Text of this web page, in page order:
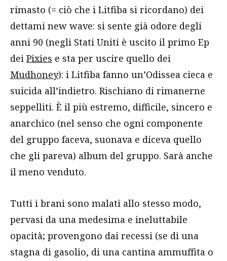
rimasto (= ciò che i Litfiba si ricordano) dei
dettami new wave: si sente già odore degli
anni 90 (negli Stati Uniti è uscito il primo Ep
dei Pixies e sta per uscire quello dei
Mudhoney): i Litfiba fanno un’Odissea cieca e
suicida all’indietro. Rischiano di rimanerne
seppelliti. È il più estremo, difficile, sincero e
anarchico (nel senso che ogni componente
del gruppo faceva, suonava e diceva quello
che gli pareva) album del gruppo. Sarà anche
il meno venduto.
Tutti i brani sono malati allo stesso modo,
pervasi da una medesima e ineluttabile
opacità; provengono dai recessi (se di una
stagna di gasolio, di una cantina ammuffita o